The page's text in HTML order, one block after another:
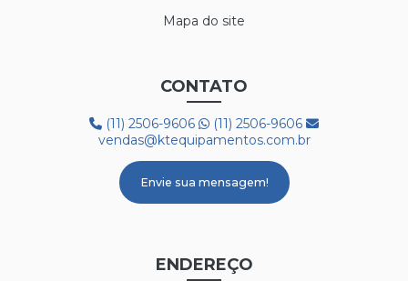
MEIÃO EM LÃ PARA CAMARA FRIA
PROTETOR AUDITIVO AGENA SPR
BOTA 50C32 FRIG
BOTA COM FORRO LÃ REF. HGS
BOTA PVC COM FORRO DE LÃ
BOTA PVC CANO LONGO
Mapa do site
CONTATO
(11) 2506-9606
(11) 2506-9606
vendas@ktequipamentos.com.br
Envie sua mensagem!
ENDEREÇO